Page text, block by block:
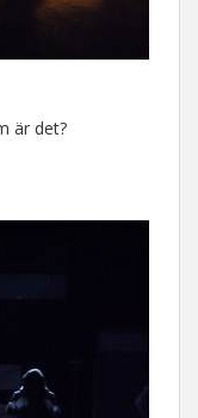
är det?